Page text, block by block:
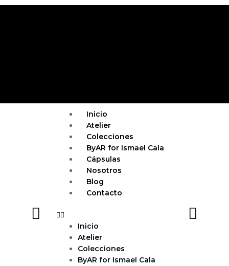
Ir
Inicio
Atelier
Colecciones
ByAR for Ismael Cala
Cápsulas
Nosotros
Blog
Contacto
Menu
Inicio
Atelier
Colecciones
ByAR for Ismael Cala